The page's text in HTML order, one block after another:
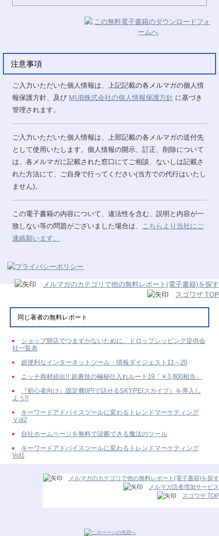
注意事項
ご入力いただいた個人情報は、上記記載の各メルマガの個人情
報保護方針、及び MUB株式会社の個人情報保護方針 に基づき
管理されます。
ご入力いただいた個人情報は、上部記載の各メルマガの送付先
として使用いたします。個人情報の開示、訂正、削除について
は、各メルマガに記載された窓口にてご相談、ないしは記載さ
れた方法にて、ご自身で行ってください(当方での代行はいたし
ません)。
この電子書籍の内容について、違法性を含む、説明と内容が一
致しない等の問題がございました場合は、
こちらより当社にご
連絡願います。
メルマガのカテゴリで他の無料レポート(電子書籍)を探す
スゴワザ TOP
同じ著者の無料レポート
ショップ開店でつまずかないために、ドロップシッピング提供会
社一覧表
超便利なインターネットツール・情報ダイジェスト11～20
ニッチ商材続出!! 超裏技の極秘仕入れルート19「￥3,800相当」
『初心者向け』固定費0円で話せるSKYPE(スカイプ）を導入し
よう!!
キーワードアドバイスツールに変わるトレンドマーケティング
Ｖol2
自社ホームページを無料で診断できる魔法のツール
キーワードアドバイスツールに変わるトレンドマーケティング
Vol1
メルマガのカテゴリで他の無料レポート(電子書籍)を探す
メルマガ読者増加サービス
スゴワザ TOP